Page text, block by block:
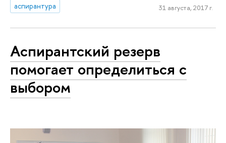
аспирантура
31 августа, 2017 г.
Аспирантский резерв
помогает определиться с
выбором